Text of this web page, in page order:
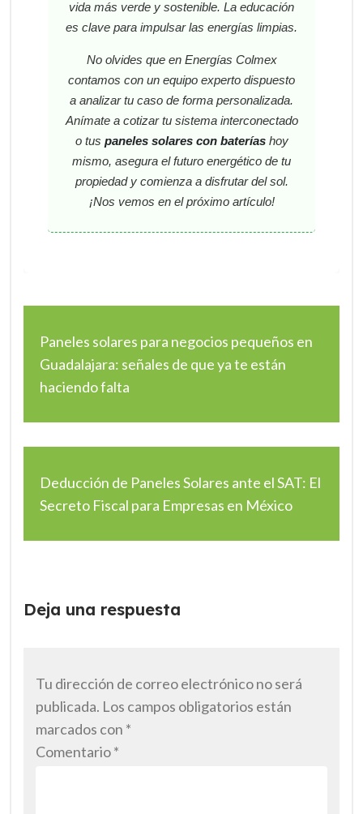
vida más verde y sostenible. La educación
es clave para impulsar las energías limpias.
No olvides que en Energías Colmex
contamos con un equipo experto dispuesto
a analizar tu caso de forma personalizada.
Anímate a cotizar tu sistema interconectado
o tus paneles solares con bateríashoy
mismo, asegura el futuro energético de tu
propiedad y comienza a disfrutar del sol.
¡Nos vemos en el próximo artículo!
Paneles solares para negocios pequeños en
Guadalajara: señales de que ya te están
haciendo falta
Deducción de Paneles Solares ante el SAT: El
Secreto Fiscal para Empresas en México
Deja una respuesta
Tu dirección de correo electrónico no será
publicada. Los campos obligatorios están
marcados con *
Comentario*